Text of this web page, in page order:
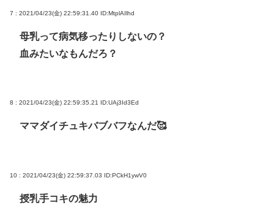
7 : 2021/04/23(金) 22:59:31.40 ID:MtplAIlhd
母乳って病気移ったりしないの？
血みたいなもんだろ？
8 : 2021/04/23(金) 22:59:35.21 ID:UAj3Id3Ed
ママダイチュキバブバフなんだ🥰
10 : 2021/04/23(金) 22:59:37.03 ID:PCkH1ywV0
授乳手コキの魅力